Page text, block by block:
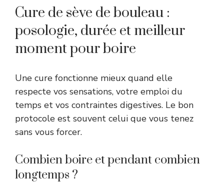
Cure de sève de bouleau :
posologie, durée et meilleur
moment pour boire
Une cure fonctionne mieux quand elle
respecte vos sensations, votre emploi du
temps et vos contraintes digestives. Le bon
protocole est souvent celui que vous tenez
sans vous forcer.
Combien boire et pendant combien
longtemps ?